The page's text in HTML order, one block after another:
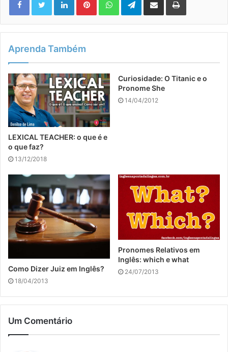
Aprenda Também
LEXICAL TEACHER: o que é e
o que faz?
13/12/2018
Curiosidade: O Titanic e o
Pronome She
14/04/2012
Como Dizer Juiz em Inglês?
18/04/2013
Pronomes Relativos em
Inglês: which e what
24/07/2013
Um Comentário